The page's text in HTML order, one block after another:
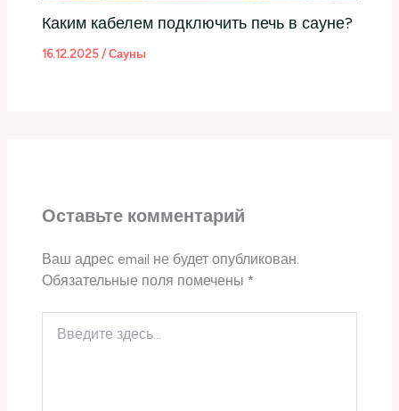
Каким кабелем подключить печь в сауне?
16.12.2025 /Сауны
Оставьте комментарий
Ваш адрес email не будет опубликован.
Обязательные поля помечены*
здесь...